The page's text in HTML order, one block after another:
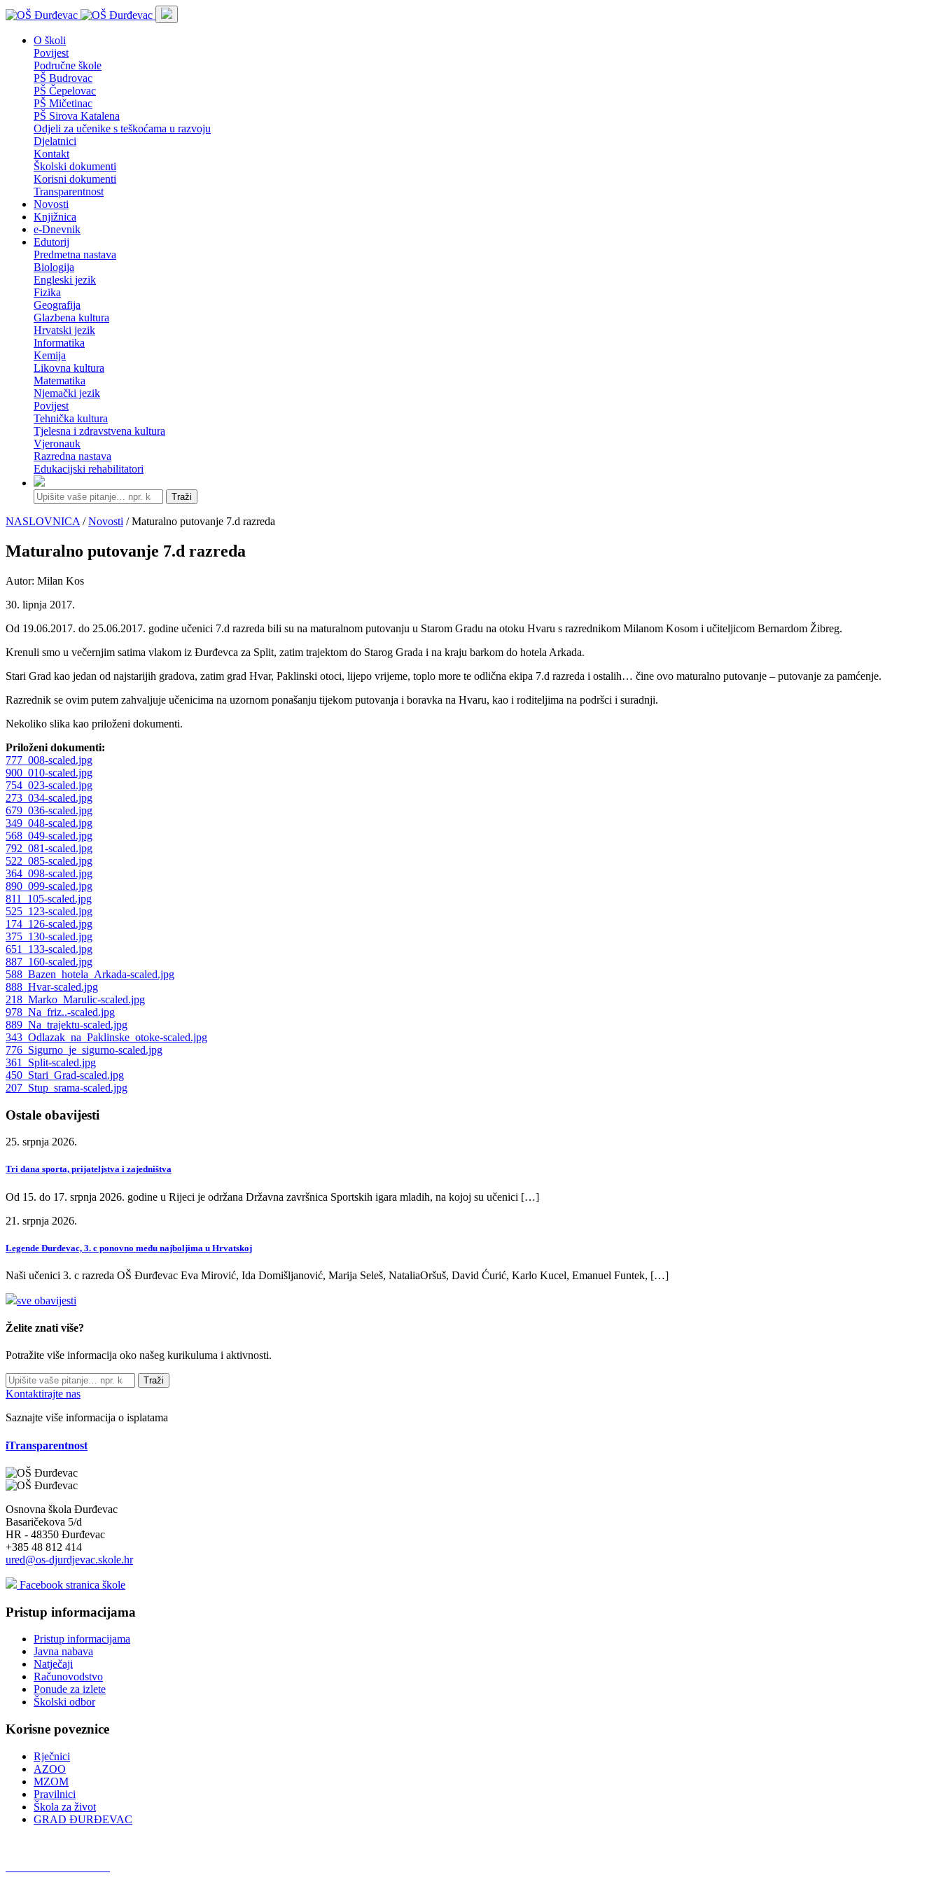
O školi
Povijest
Područne škole
PŠ Budrovac
PŠ Čepelovac
PŠ Mičetinac
PŠ Sirova Katalena
Odjeli za učenike s teškoćama u razvoju
Djelatnici
Kontakt
Školski dokumenti
Korisni dokumenti
Transparentnost
Novosti
Knjižnica
e-Dnevnik
Edutorij
Predmetna nastava
Biologija
Engleski jezik
Fizika
Geografija
Glazbena kultura
Hrvatski jezik
Informatika
Kemija
Likovna kultura
Matematika
Njemački jezik
Povijest
Tehnička kultura
Tjelesna i zdravstvena kultura
Vjeronauk
Razredna nastava
Edukacijski rehabilitatori
Traži
NASLOVNICA /Novosti / Maturalno putovanje 7.d razreda
Maturalno putovanje 7.d razreda
Autor: Milan Kos
30. lipnja 2017.
Od 19.06.2017. do 25.06.2017. godine učenici 7.d razreda bili su na maturalnom putovanju u Starom Gradu na otoku Hvaru s razrednikom Milanom Kosom i učiteljicom Bernardom Žibreg.
Krenuli smo u večernjim satima vlakom iz Đurđevca za Split, zatim trajektom do Starog Grada i na kraju barkom do hotela Arkada.
Stari Grad kao jedan od najstarijih gradova, zatim grad Hvar, Paklinski otoci, lijepo vrijeme, toplo more te odlična ekipa 7.d razreda i ostalih… čine ovo maturalno putovanje – putovanje za pamćenje.
Razrednik se ovim putem zahvaljuje učenicima na uzornom ponašanju tijekom putovanja i boravka na Hvaru, kao i roditeljima na podršci i suradnji.
Nekoliko slika kao priloženi dokumenti.
Priloženi dokumenti:
777_008-scaled.jpg
900_010-scaled.jpg
754_023-scaled.jpg
273_034-scaled.jpg
679_036-scaled.jpg
349_048-scaled.jpg
568_049-scaled.jpg
792_081-scaled.jpg
522_085-scaled.jpg
364_098-scaled.jpg
890_099-scaled.jpg
811_105-scaled.jpg
525_123-scaled.jpg
174_126-scaled.jpg
375_130-scaled.jpg
651_133-scaled.jpg
887_160-scaled.jpg
588_Bazen_hotela_Arkada-scaled.jpg
888_Hvar-scaled.jpg
218_Marko_Marulic-scaled.jpg
978_Na_friz..-scaled.jpg
889_Na_trajektu-scaled.jpg
343_Odlazak_na_Paklinske_otoke-scaled.jpg
776_Sigurno_je_sigurno-scaled.jpg
361_Split-scaled.jpg
450_Stari_Grad-scaled.jpg
207_Stup_srama-scaled.jpg
Ostale obavijesti
25. srpnja 2026.
Tri dana sporta, prijateljstva i zajedništva
Od 15. do 17. srpnja 2026. godine u Rijeci je održana Državna završnica Sportskih igara mladih, na kojoj su učenici […]
21. srpnja 2026.
Legende Đurđevac, 3. c ponovno među najboljima u Hrvatskoj
Naši učenici 3. c razreda OŠ Đurđevac Eva Mirović, Ida Domišljanović, Marija Seleš, NataliaOršuš, David Ćurić, Karlo Kucel, Emanuel Funtek, […]
sve obavijesti
Želite znati više?
Potražite više informacija oko našeg kurikuluma i aktivnosti.
Traži
Kontaktirajte nas
Saznajte više informacija o isplatama
iTransparentnost
Osnovna škola Đurđevac
Basaričekova 5/d
HR - 48350 Đurđevac
+385 48 812 414
ured@os-djurdjevac.skole.hr
Facebook stranica škole
Pristup informacijama
Pristup informacijama
Javna nabava
Natječaji
Računovodstvo
Ponude za izlete
Školski odbor
Korisne poveznice
Rječnici
AZOO
MZOM
Pravilnici
Škola za život
GRAD ĐURĐEVAC